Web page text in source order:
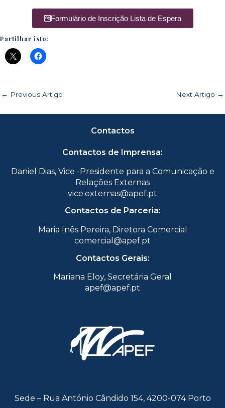
Formulário de Inscrição Lista de Espera
Partilhar isto:
← Previous Artigo Next Artigo →
Contactos
Contactos de Imprensa:
Daniel Dias, Vice -Presidente para a Comunicação e
Relações Externas
vice.externas@apef.pt
Contactos de Parceria:
Maria Inês Pereira, Diretora Comercial
comercial@apef.pt
Contactos Gerais:
Mariana Eloy, Secretária Geral
apef@apef.pt
Sede – Rua António Cândido 154, 4200-074 Porto